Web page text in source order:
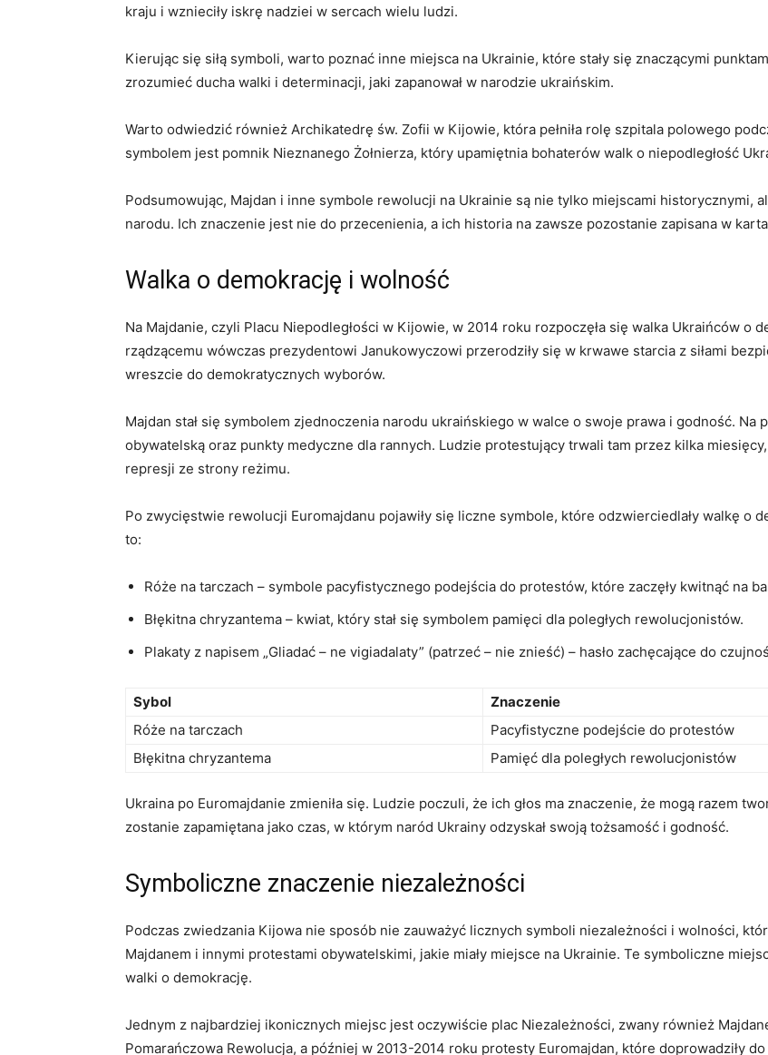
kraju i wznieciły iskrę nadziei w sercach wielu ludzi.
Kierując się siłą symboli, warto poznać inne miejsca na Ukrainie, które stały się znaczącymi
zrozumieć ducha walki i determinacji, jaki zapanował w narodzie ukraińskim.
Warto odwiedzić również Archikatedrę św. Zofii w Kijowie, która pełniła rolę szpitala polowego
symbolem jest pomnik Nieznanego Żołnierza, który upamiętnia bohaterów walk o niepodległość
Podsumowując, Majdan i inne symbole rewolucji na Ukrainie są nie tylko miejscami historycznymi,
narodu. Ich znaczenie jest nie do przecenienia, a ich historia na zawsze pozostanie zapisana w
Walka o demokrację i wolność
Na Majdanie, czyli Placu Niepodległości w Kijowie, w 2014 roku rozpoczęła się walka Ukraińców o
rządzącemu wówczas prezydentowi Janukowyczowi przerodziły się w krwawe starcia z siłami
wreszcie do demokratycznych wyborów.
Majdan stał się symbolem zjednoczenia narodu ukraińskiego w walce o swoje prawa i godność. Na
obywatelską oraz punkty medyczne dla rannych. Ludzie protestujący trwali tam przez kilka
represji ze strony reżimu.
Po zwycięstwie rewolucji Euromajdanu pojawiły się liczne symbole, które odzwierciedlały walkę o
to:
Róże na tarczach – symbole pacyfistycznego podejścia do protestów, które zaczęły kwitnąć na
Błękitna chryzantema – kwiat, który stał się symbolem pamięci dla poległych rewolucjonistów.
Plakaty z napisem „Gliadać – ne vigiadalaty” (patrzeć – nie znieść) – hasło zachęcające do
Sybol
Znaczenie
Róże na tarczach
Pacyfistyczne podejście do protestów
Błękitna chryzantema
Pamięć dla poległych rewolucjonistów
Ukraina po Euromajdanie zmieniła się. Ludzie poczuli, że ich głos ma znaczenie, że mogą razem
zostanie zapamiętana jako czas, w którym naród Ukrainy odzyskał swoją tożsamość i godność.
Symboliczne znaczenie niezależności
Podczas zwiedzania Kijowa nie sposób nie zauważyć licznych symboli niezależności i wolności,
Majdanem i innymi protestami obywatelskimi, jakie miały miejsce na Ukrainie. Te symboliczne
walki o demokrację.
Jednym z najbardziej ikonicznych miejsc jest oczywiście plac Niezależności, zwany również
Pomarańczowa Rewolucja, a później w 2013-2014 roku protesty Euromajdan, które doprowadziły